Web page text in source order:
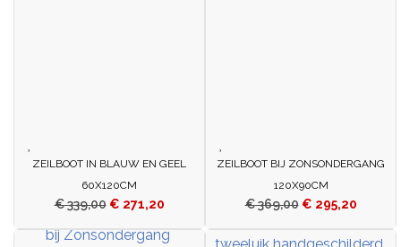
ZEILBOOT IN BLAUW EN GEEL
60X120CM
€339,00 € 271,20
ZEILBOOT BIJ ZONSONDERGANG
120X90CM
€369,00 € 295,20